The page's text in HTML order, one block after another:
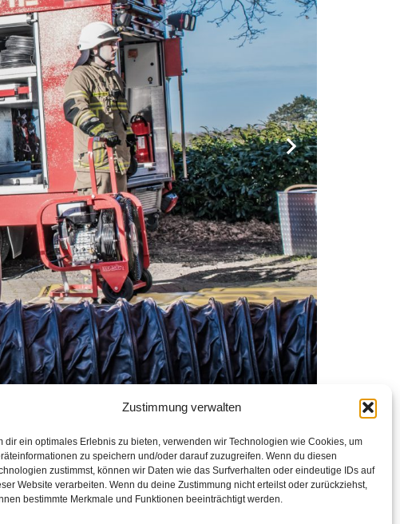
Zustimmung verwalten
dir ein optimales Erlebnis zu bieten, verwenden wir Technologien wie Cookies, um
zu speichern und/oder darauf zuzugreifen. Wenn du diesen
zustimmst, können wir Daten wie das Surfverhalten oder eindeutige IDs auf
Website verarbeiten. Wenn du deine Zustimmung nicht erteilst oder zurückziehst,
bestimmte Merkmale und Funktionen beeinträchtigt werden.